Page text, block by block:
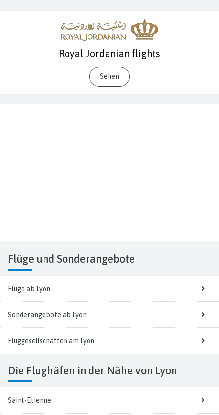
Royal Jordanian flights
Sehen
Flüge und Sonderangebote
Flüge ab Lyon
Sonderangebote ab Lyon
Fluggesellschaften am Lyon
Die Flughäfen in der Nähe von Lyon
Saint-Etienne